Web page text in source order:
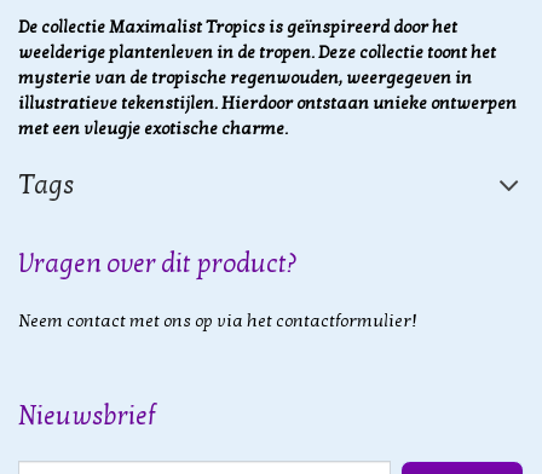
De collectie Maximalist Tropics is geïnspireerd door het
weelderige plantenleven in de tropen.Deze collectie toont het
mysterie van de tropische regenwouden, weergegeven in
illustratieve tekenstijlen. Hierdoor ontstaan unieke ontwerpen
met een vleugje exotische charme.
Tags
Vragen over dit product?
Neem contact met ons op via het contactformulier!
Nieuwsbrief